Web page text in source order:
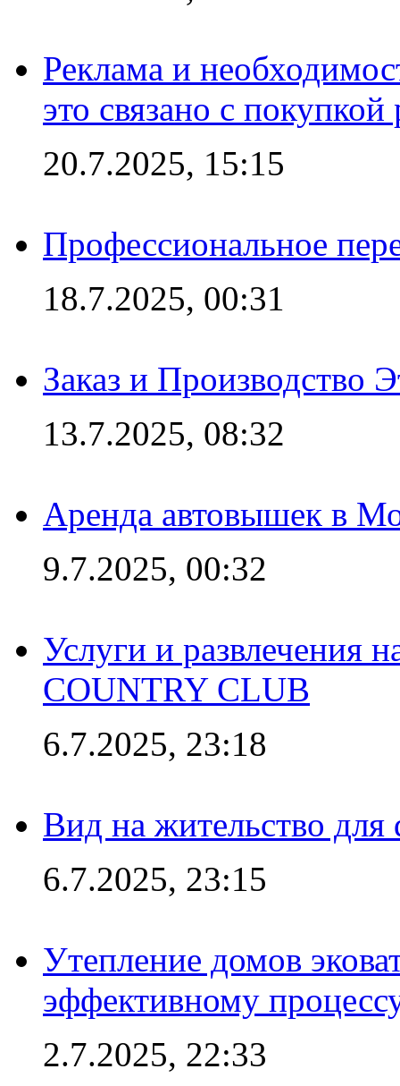
Реклама и
это связано с покупкой
20.7.2025, 15:15
Профессиональное
18.7.2025, 00:31
Заказ и Производство
13.7.2025, 08:32
Аренда автовышек в
9.7.2025, 00:32
Услуги и развлечения
COUNTRY CLUB
6.7.2025, 23:18
Вид на жительство
6.7.2025, 23:15
Утепление домов
эффективному
2.7.2025, 22:33